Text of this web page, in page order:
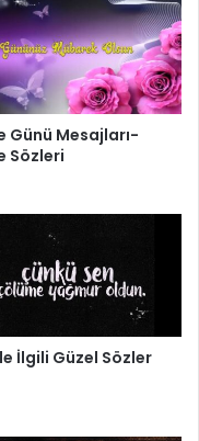
Günü Mesajları-
Sözleri
İlgili Güzel Sözler